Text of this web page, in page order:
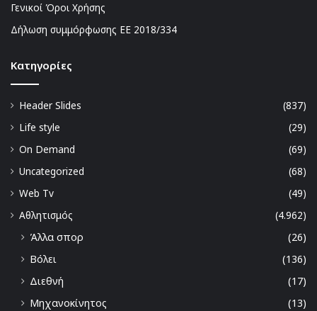
Γενικοί Όροι Χρήσης
Δήλωση συμμόρφωσης ΕΕ 2018/334
Kατηγορίες
Header Slides
(837)
Life style
(29)
On Demand
(69)
Uncategorized
(68)
Web Tv
(49)
Αθλητισμός
(4.962)
Άλλα σπορ
(26)
Βόλει
(136)
Διεθνή
(17)
Μηχανοκίνητος
(13)